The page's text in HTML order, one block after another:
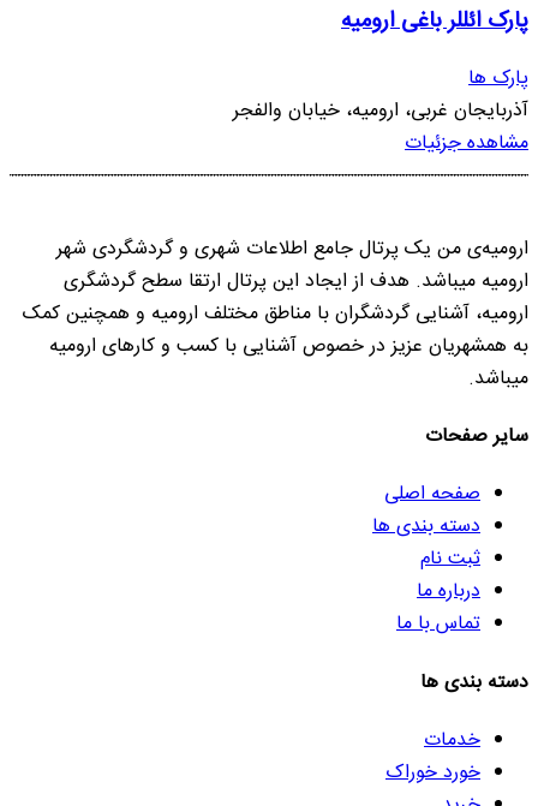
پارک ائللر باغی ارومیه
پارک ها
آذربایجان غربی، ارومیه، خیابان والفجر
مشاهده جزئیات
ارومیه‌ی من یک پرتال جامع اطلاعات شهری و گردشگردی شهر
ارومیه میباشد. هدف از ایجاد این پرتال ارتقا سطح گردشگری
ارومیه، آشنایی گردشگران با مناطق مختلف ارومیه و همچنین کمک
به همشهریان عزیز در خصوص آشنایی با کسب و کارهای ارومیه
میباشد.
سایر صفحات
صفحه اصلی
دسته بندی ها
ثبت نام
درباره ما
تماس با ما
دسته بندی ها
خدمات
خورد خوراک